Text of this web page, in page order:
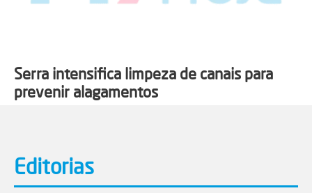
Serra intensifica limpeza de canais para
prevenir alagamentos
Editorias